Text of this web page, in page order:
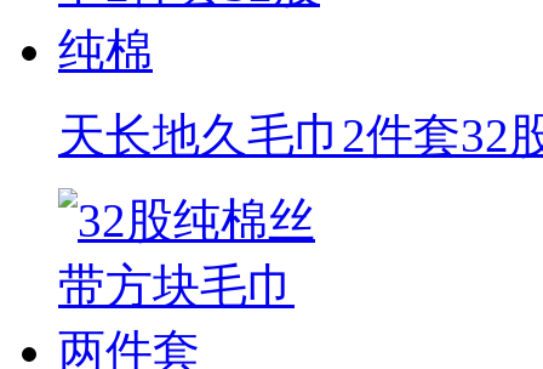
天长地久毛巾2件套32